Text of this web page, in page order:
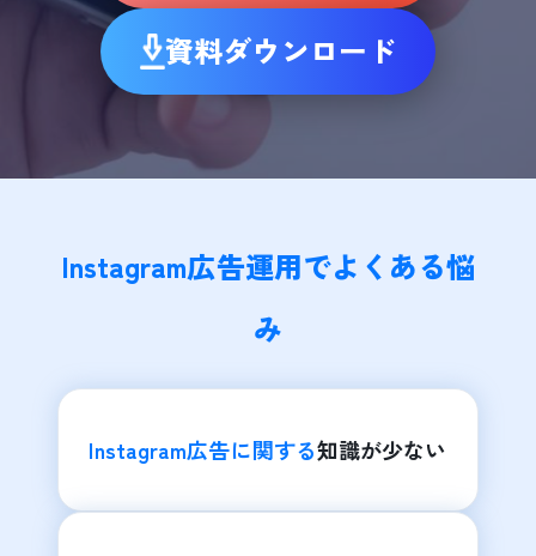
資料ダウンロード
Instagram広告運用でよくある悩
み
Instagram広告に関する知識が少ない